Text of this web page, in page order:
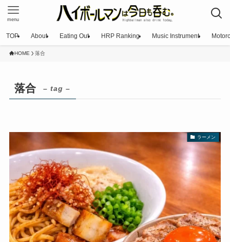
menu
TOP About Eating Out HRP Ranking Music Instrument
HOME 落合
落合 – tag –
ラーメン